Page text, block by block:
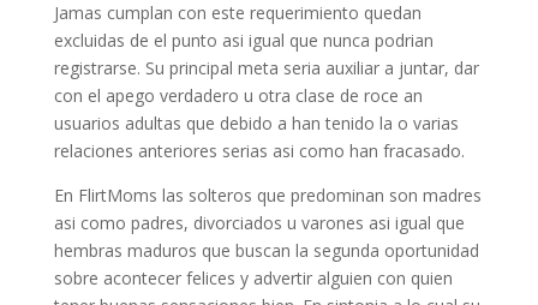
Jamas cumplan con este requerimiento quedan
excluidas de el punto asi igual que nunca podrian
registrarse. Su principal meta seria auxiliar a juntar, dar
con el apego verdadero u otra clase de roce an
usuarios adultas que debido a han tenido la o varias
relaciones anteriores serias asi como han fracasado.
En FlirtMoms las solteros que predominan son madres
asi­ como padres, divorciados u varones asi igual que
hembras maduros que buscan la segunda oportunidad
sobre acontecer felices y advertir alguien con quien